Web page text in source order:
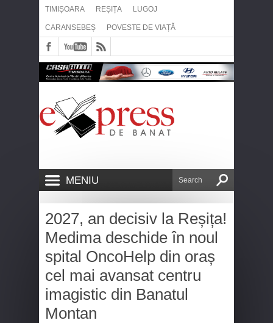
TIMIȘOARA REȘIȚA LUGOJ
CARANSEBEȘ POVESTE DE VIAȚĂ
MENIU
2027, an decisiv la Reșița!
Medima deschide în noul
spital OncoHelp din oraș
cel mai avansat centru
imagistic din Banatul
Montan